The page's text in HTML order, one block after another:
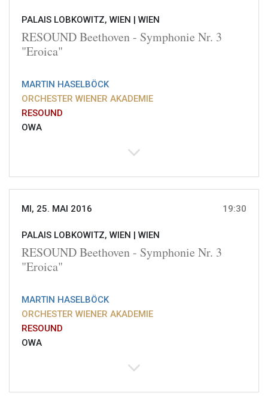
PALAIS LOBKOWITZ, WIEN | WIEN
RESOUND Beethoven - Symphonie Nr. 3
"Eroica"
MARTIN HASELBÖCK
ORCHESTER WIENER AKADEMIE
RESOUND
OWA
MI, 25. MAI 2016 19:30
PALAIS LOBKOWITZ, WIEN | WIEN
RESOUND Beethoven - Symphonie Nr. 3
"Eroica"
MARTIN HASELBÖCK
ORCHESTER WIENER AKADEMIE
RESOUND
OWA